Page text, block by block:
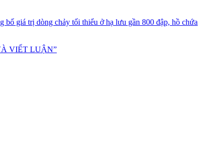
giá trị dòng chảy tối thiểu ở hạ lưu gần 800 đập, hồ chứa
VIẾT LUẬN”